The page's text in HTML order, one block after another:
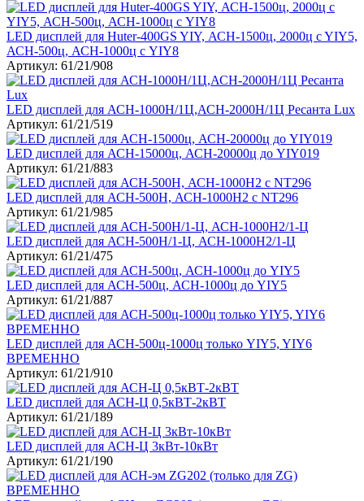
LED дисплей для Huter-400GS YIY, АСН-1500ц, 2000ц c YIY5,
АСН-500ц, АСН-1000ц с YIY8
Артикул: 61/21/908
LED дисплей для АСН-1000Н/1Ц,АСН-2000Н/1Ц Ресанта Lux
Артикул: 61/21/519
LED дисплей для АСН-15000ц, АСН-20000ц до YIY019
Артикул: 61/21/883
LED дисплей для АСН-500Н, АСН-1000Н2 с NT296
Артикул: 61/21/985
LED дисплей для АСН-500Н/1-Ц, АСН-1000Н2/1-Ц
Артикул: 61/21/475
LED дисплей для АСН-500ц, АСН-1000ц до YIY5
Артикул: 61/21/887
LED дисплей для АСН-500ц-1000ц только YIY5, YIY6
ВРЕМЕННО
Артикул: 61/21/910
LED дисплей для АСН-Ц 0,5кВТ-2кВТ
Артикул: 61/21/189
LED дисплей для АСН-Ц 3кВт-10кВт
Артикул: 61/21/190